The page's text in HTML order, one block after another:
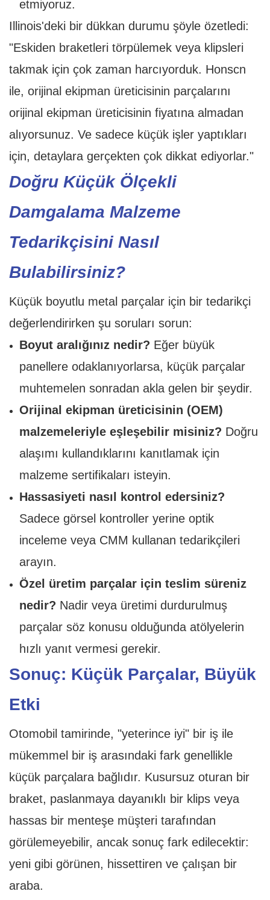
etmiyoruz.
Illinois'deki bir dükkan durumu şöyle özetledi:
"Eskiden braketleri törpülemek veya klipsleri
takmak için çok zaman harcıyorduk. Honscn
ile, orijinal ekipman üreticisinin parçalarını
orijinal ekipman üreticisinin fiyatına almadan
alıyorsunuz. Ve sadece küçük işler yaptıkları
için, detaylara gerçekten çok dikkat ediyorlar."
Doğru Küçük Ölçekli
Damgalama Malzeme
Tedarikçisini Nasıl
Bulabilirsiniz?
Küçük boyutlu metal parçalar için bir tedarikçi
değerlendirirken şu soruları sorun:
Boyut aralığınız nedir? Eğer büyük
panellere odaklanıyorlarsa, küçük parçalar
muhtemelen sonradan akla gelen bir şeydir.
Orijinal ekipman üreticisinin (OEM)
malzemeleriyle eşleşebilir misiniz? Doğru
alaşımı kullandıklarını kanıtlamak için
malzeme sertifikaları isteyin.
Hassasiyeti nasıl kontrol edersiniz?
Sadece görsel kontroller yerine optik
inceleme veya CMM kullanan tedarikçileri
arayın.
Özel üretim parçalar için teslim süreniz
nedir? Nadir veya üretimi durdurulmuş
parçalar söz konusu olduğunda atölyelerin
hızlı yanıt vermesi gerekir.
Sonuç: Küçük Parçalar, Büyük
Etki
Otomobil tamirinde, "yeterince iyi" bir iş ile
mükemmel bir iş arasındaki fark genellikle
küçük parçalara bağlıdır. Kusursuz oturan bir
braket, paslanmaya dayanıklı bir klips veya
hassas bir menteşe müşteri tarafından
görülemeyebilir, ancak sonuç fark edilecektir:
yeni gibi görünen, hissettiren ve çalışan bir
araba.